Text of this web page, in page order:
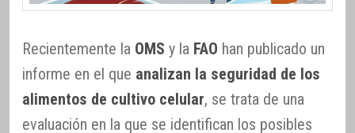
Recientemente la OMS y la FAO han publicado un
informe en el que analizan la seguridad de los
alimentos de cultivo celular, se trata de una
evaluación en la que se identifican los posibles